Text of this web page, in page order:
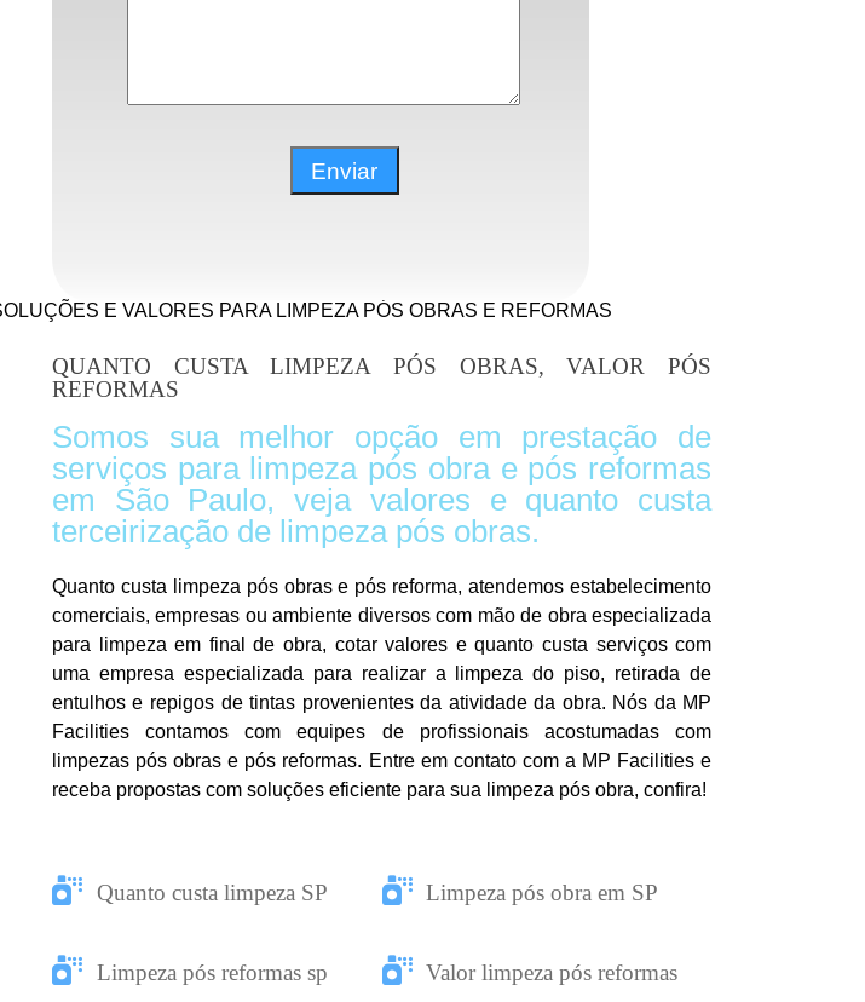
E VALORES PARA LIMPEZA PÓS OBRAS E REFORMAS
QUANTO CUSTA LIMPEZA PÓS OBRAS, VALOR PÓS
REFORMAS
Somos sua melhor opção em prestação de
serviços para limpeza pós obra e pós reformas
em São Paulo, veja valores e quanto custa
terceirização de limpeza pós obras.
Quanto custa limpeza pós obras e pós reforma, atendemos estabelecimento
comerciais, empresas ou ambiente diversos com mão de obra especializada
para limpeza em final de obra, cotar valores e quanto custa serviços com
uma empresa especializada para realizar a limpeza do piso, retirada de
entulhos e repigos de tintas provenientes da atividade da obra. Nós da MP
Facilities contamos com equipes de profissionais acostumadas com
limpezas pós obras e pós reformas. Entre em contato com a MP Facilities e
receba propostas com soluções eficiente para sua limpeza pós obra, confira!
Quanto custa limpeza SP
Limpeza pós reformas sp
Limpeza pós obra em SP
Valor limpeza pós reformas